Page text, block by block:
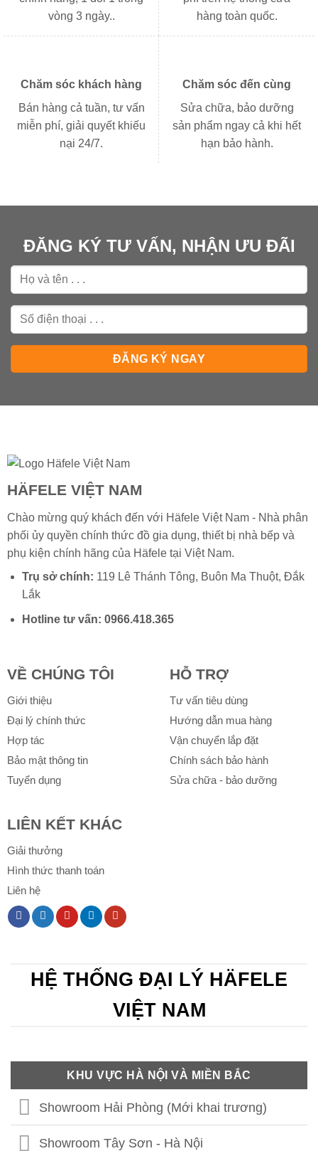
vòng 3 ngày..
hàng toàn quốc.
Chăm sóc khách hàng
Bán hàng cả tuần, tư vấn
miễn phí, giải quyết khiếu
nại 24/7.
Chăm sóc đến cùng
Sửa chữa, bảo dưỡng
sản phẩm ngay cả khi hết
hạn bảo hành.
ĐĂNG KÝ TƯ VẤN, NHẬN ƯU ĐÃI
HÄFELE VIỆT NAM
Chào mừng quý khách đến với Häfele Việt Nam - Nhà phân
phối ủy quyền chính thức đồ gia dụng, thiết bị nhà bếp và
phụ kiện chính hãng của Häfeletại Việt Nam.
Trụ sở chính: 119 Lê Thánh Tông, Buôn Ma Thuột, Đắk
Lắk
Hotline tư vấn: 0966.418.365
VỀ CHÚNG TÔI
Giới thiệu
Đại lý chính thức
Hợp tác
Bảo mật thông tin
Tuyển dụng
HỖ TRỢ
Tư vấn tiêu dùng
Hướng dẫn mua hàng
Vận chuyển lắp đặt
Chính sách bảo hành
Sửa chữa - bảo dưỡng
LIÊN KẾT KHÁC
Giải thưởng
Hình thức thanh toán
Liên hệ
HỆ THỐNG ĐẠI LÝ HÄFELE
VIỆT NAM
KHU VỰC HÀ NỘI VÀ MIỀN BẮC
Showroom Hải Phòng (Mới khai trương)
Showroom Tây Sơn - Hà Nội